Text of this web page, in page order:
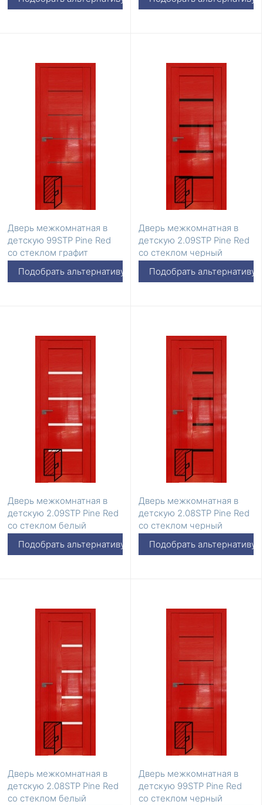
Дверь межкомнатная в
детскую 99STP Pine Red
со стеклом графит
Подобрать альтернативу
Дверь межкомнатная в
детскую 2.09STP Pine Red
со стеклом черный
Подобрать альтернативу
Дверь межкомнатная в
детскую 2.09STP Pine Red
со стеклом белый
Подобрать альтернативу
Дверь межкомнатная в
детскую 2.08STP Pine Red
со стеклом черный
Подобрать альтернативу
Дверь межкомнатная в
детскую 2.08STP Pine Red
со стеклом белый
Дверь межкомнатная в
детскую 99STP Pine Red
со стеклом черный